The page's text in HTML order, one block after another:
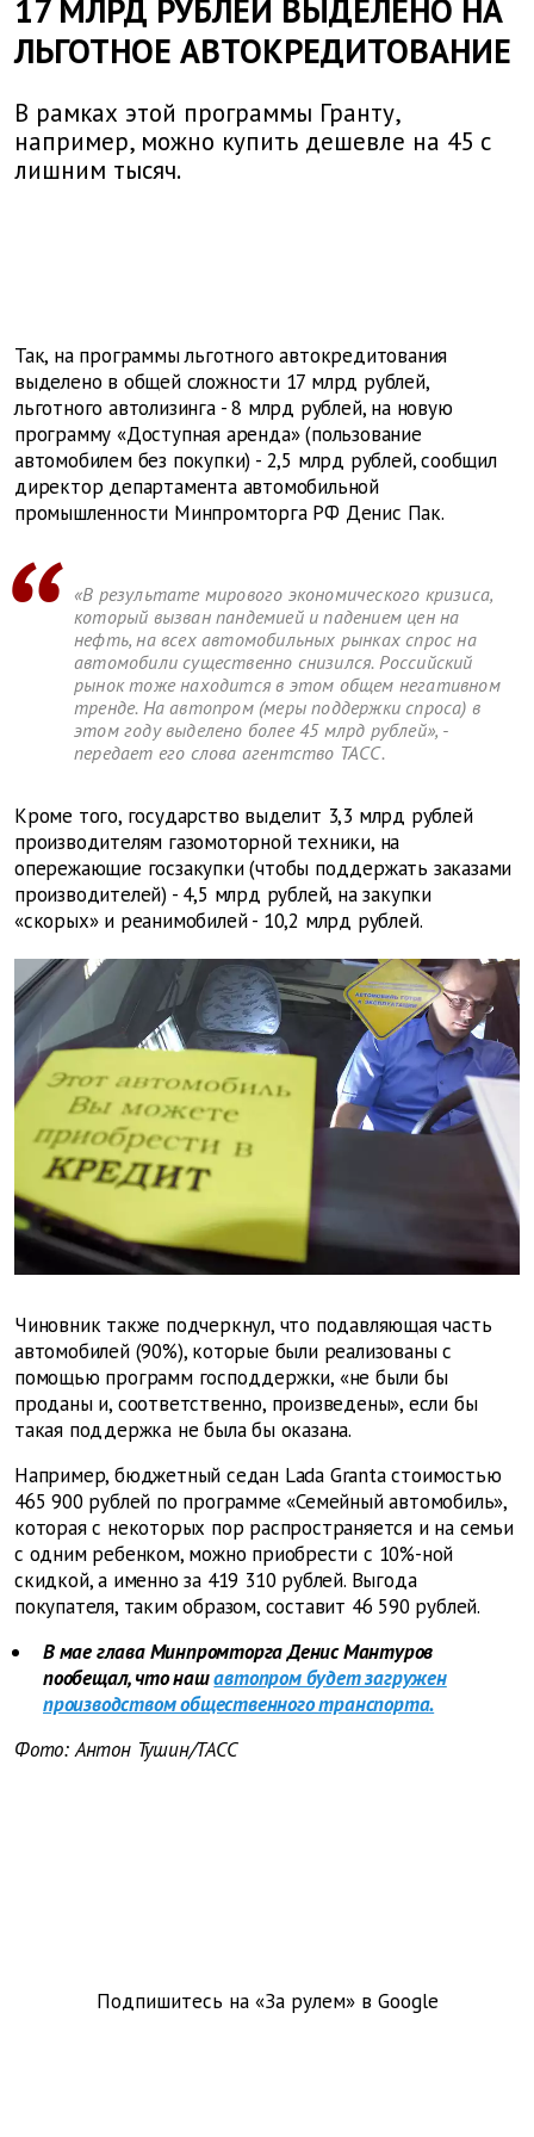
17 МЛРД РУБЛЕЙ ВЫДЕЛЕНО НА
ЛЬГОТНОЕ АВТОКРЕДИТОВАНИЕ
В рамках этой программы Гранту,
например, можно купить дешевле на 45 с
лишним тысяч.
Так, на программы льготного автокредитования
выделено в общей сложности 17 млрд рублей,
льготного автолизинга - 8 млрд рублей, на новую
программу «Доступная аренда» (пользование
автомобилем без покупки) - 2,5 млрд рублей, сообщил
директор департамента автомобильной
промышленности Минпромторга РФ Денис Пак.
«В результате мирового экономического кризиса,
который вызван пандемией и падением цен на
нефть, на всех автомобильных рынках спрос на
автомобили существенно снизился. Российский
рынок тоже находится в этом общем негативном
тренде. На автопром (меры поддержки спроса) в
этом году выделено более 45 млрд рублей», -
передает его слова агентство ТАСС.
Кроме того, государство выделит 3,3 млрд рублей
производителям газомоторной техники, на
опережающие госзакупки (чтобы поддержать заказами
производителей) - 4,5 млрд рублей, на закупки
«скорых» и реанимобилей - 10,2 млрд рублей.
Чиновник также подчеркнул, что подавляющая часть
автомобилей (90%), которые были реализованы с
помощью программ господдержки, «не были бы
проданы и, соответственно, произведены», если бы
такая поддержка не была бы оказана.
Например, бюджетный седан Lada Granta стоимостью
465 900 рублей по программе «Семейный автомобиль»,
которая с некоторых пор распространяется и на семьи
с одним ребенком, можно приобрести с 10%-ной
скидкой, а именно за 419 310 рублей. Выгода
покупателя, таким образом, составит 46 590 рублей.
В мае глава Минпромторга Денис Мантуров
пообещал, что нашавтопром будет загружен
производством общественного транспорта.
Фото: Антон Тушин/ТАСС
Подпишитесь на «За рулем» в Google